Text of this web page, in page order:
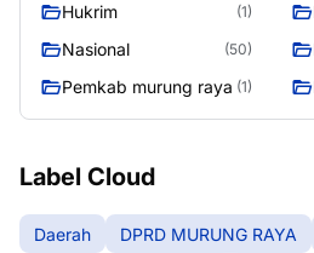
Hukrim (1)
Nasional (50)
Pemkab murung raya (1)
Label Cloud
Daerah DPRD MURUNG RAYA